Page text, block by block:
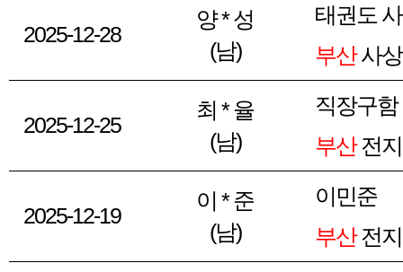
2025-12-28
양 * 성
(남)
태권도
부산사
2025-12-25
최 * 율
(남)
직장구함
부산전
2025-12-19
이 * 준
(남)
이민준
부산전